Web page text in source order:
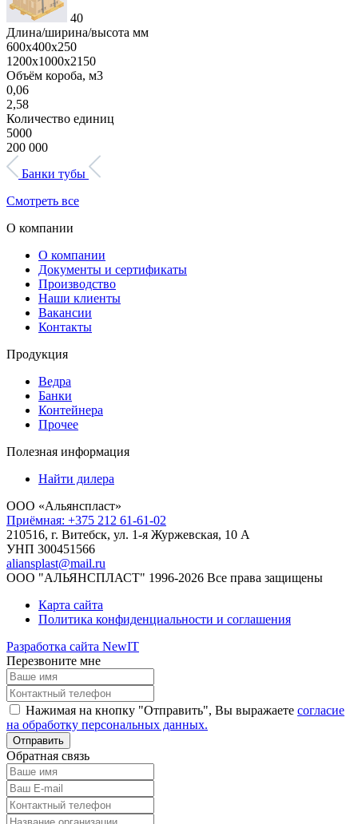
40
Длина/ширина/высота мм
600х400х250
1200х1000х2150
Объём короба, м3
0,06
2,58
Количество единиц
5000
200 000
Банки тубы
Смотреть все
О компании
О компании
Документы и сертификаты
Производство
Наши клиенты
Вакансии
Контакты
Продукция
Ведра
Банки
Контейнера
Прочее
Полезная информация
Найти дилера
ООО «Альянспласт»
Приёмная: +375 212 61-61-02
210516, г. Витебск, ул. 1-я Журжевская, 10 А
УНП 300451566
aliansplast@mail.ru
ООО "АЛЬЯНСПЛАСТ" 1996-2026 Все права защищены
Карта сайта
Политика конфиденциальности и соглашения
Разработка сайта NewIT
Перезвоните мне
Нажимая на кнопку "Отправить", Вы выражаете согласие
на обработку персональных данных.
Обратная связь